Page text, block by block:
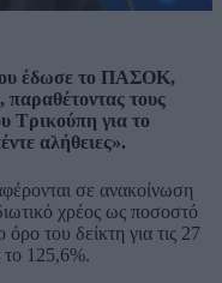
έδωσε το ΠΑΣΟΚ,
τους
Τρικούπη για το
αλήθειες».
σε ανακοίνωση
χρέος ως ποσοστό
του δείκτη για τις 27
το 125,6%.